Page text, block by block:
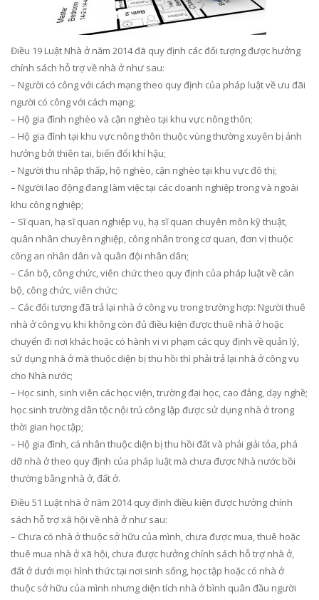
Điều 19 Luật Nhà ở năm 2014 đã quy định các đối tượng được hưởng
chính sách hỗ trợ về nhà ở như sau:
– Người có công với cách mạng theo quy định của pháp luật về ưu đãi
người có công với cách mạng;
– Hộ gia đình nghèo và cận nghèo tại khu vực nông thôn;
– Hộ gia đình tại khu vực nông thôn thuộc vùng thường xuyên bị ảnh
hưởng bởi thiên tai, biến đổi khí hậu;
– Người thu nhập thấp, hộ nghèo, cận nghèo tại khu vực đô thị;
– Người lao động đang làm việc tại các doanh nghiệp trong và ngoài
khu công nghiệp;
– Sĩ quan, hạ sĩ quan nghiệp vụ, hạ sĩ quan chuyên môn kỹ thuật,
quân nhân chuyên nghiệp, công nhân trong cơ quan, đơn vị thuộc
công an nhân dân và quân đội nhân dân;
– Cán bộ, công chức, viên chức theo quy định của pháp luật về cán
bộ, công chức, viên chức;
– Các đối tượng đã trả lại nhà ở công vụ trong trường hợp: Người thuê
nhà ở công vụ khi không còn đủ điều kiện được thuê nhà ở hoặc
chuyển đi nơi khác hoặc có hành vi vi phạm các quy định về quản lý,
sử dụng nhà ở mà thuộc diện bị thu hồi thì phải trả lại nhà ở công vụ
cho Nhà nước;
– Học sinh, sinh viên các học viện, trường đại học, cao đẳng, dạy nghề;
học sinh trường dân tộc nội trú công lập được sử dụng nhà ở trong
thời gian học tập;
– Hộ gia đình, cá nhân thuộc diện bị thu hồi đất và phải giải tỏa, phá
dỡ nhà ở theo quy định của pháp luật mà chưa được Nhà nước bồi
thường bằng nhà ở, đất ở.
Điều 51 Luật nhà ở năm 2014 quy định điều kiện được hưởng chính
sách hỗ trợ xã hội về nhà ở như sau:
– Chưa có nhà ở thuộc sở hữu của mình, chưa được mua, thuê hoặc
thuê mua nhà ở xã hội, chưa được hưởng chính sách hỗ trợ nhà ở,
đất ở dưới mọi hình thức tại nơi sinh sống, học tập hoặc có nhà ở
thuộc sở hữu của mình nhưng diện tích nhà ở bình quân đầu người